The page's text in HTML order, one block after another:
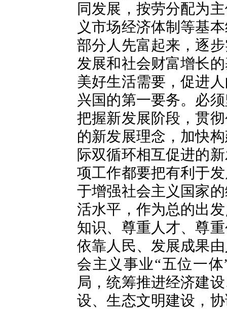
同发展，按劳分配为
义市场经济体制等基
部分人先富起来，逐
发展和社会财富增长
美好生活需要，促进
兴国的第一要务。必
把握新发展阶段，贯
的新发展理念，加快
际双循环相互促进的
项工作都要把有利于
于增强社会主义国家
活水平，作为总的出
知识、尊重人才、尊
依靠人民、发展成果
会主义事业“五位一
局，统筹推进经济建
设、生态文明建设，